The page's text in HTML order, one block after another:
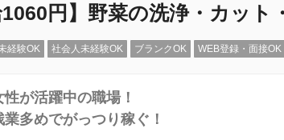
1060円】野菜の洗浄・カット
経験OK 社会人未経験OK ブランクOK WEB登録・面接OK
性が活躍中の職場！
業多めでがっつり稼ぐ！